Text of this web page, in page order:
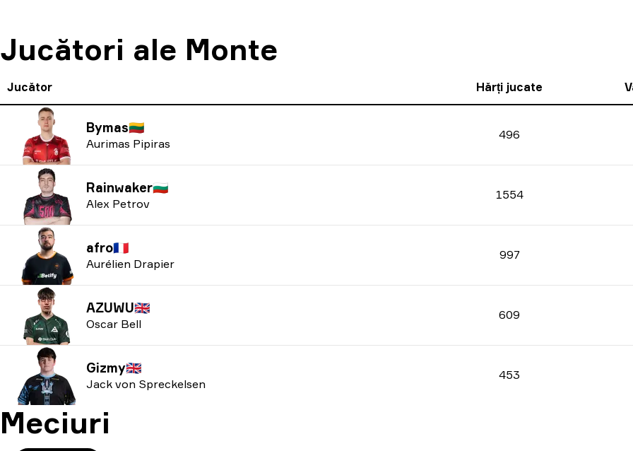
Jucători ale Monte
Jucător Hărți jucate
Bymas🇱🇹
Aurimas Pipiras
496
Rainwaker🇧🇬
Alex Petrov
1554
afro🇫🇷
Aurélien Drapier
997
AZUWU🇬🇧
Oscar Bell
609
Gizmy🇬🇧
Jack von Spreckelsen
453
Meciuri